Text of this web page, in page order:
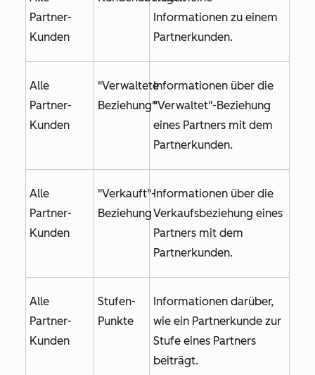
Partner-
Kunden
Informationen zu einem
Partnerkunden.
Alle
Partner-
Kunden
"Verwaltete
Beziehung"
Informationen über die
"Verwaltet"-Beziehung
eines Partners mit dem
Partnerkunden.
Alle
Partner-
Kunden
"Verkauft"-
Beziehung
Informationen über die
Verkaufsbeziehung eines
Partners mit dem
Partnerkunden.
Alle
Partner-
Kunden
Stufen-
Punkte
Informationen darüber,
wie ein Partnerkunde zur
Stufe eines Partners
beiträgt.